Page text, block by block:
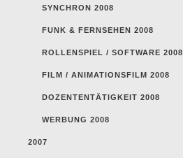
SYNCHRON 2008
FUNK & FERNSEHEN 2008
ROLLENSPIEL / SOFTWARE 2008
FILM / ANIMATIONSFILM 2008
DOZENTENTÄTIGKEIT 2008
WERBUNG 2008
2007